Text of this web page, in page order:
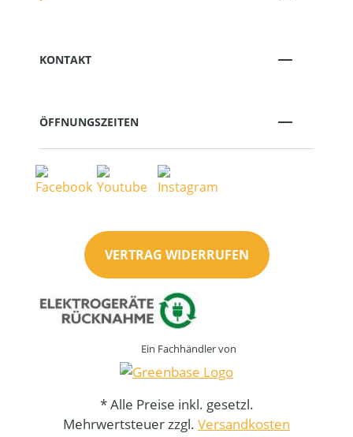
KONTAKT
ÖFFNUNGSZEITEN
VERTRAG WIDERRUFEN
Ein Fachhändler von
* Alle Preise inkl. gesetzl.
Mehrwertsteuer zzgl. Versandkosten